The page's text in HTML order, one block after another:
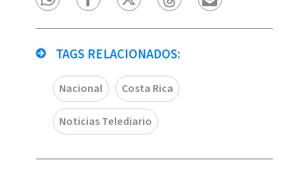
TAGS RELACIONADOS:
Nacional Costa Rica
Noticias Telediario